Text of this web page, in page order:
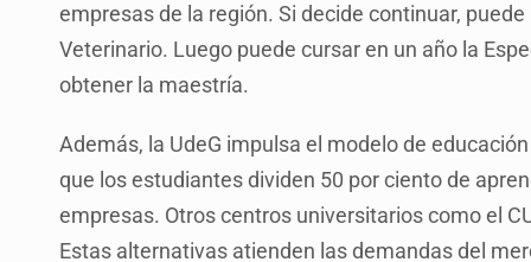
empresas de la región. Si decide continuar,
Veterinario. Luego puede cursar en un año la
obtener la maestría.
Además, la UdeG impulsa el modelo de
que los estudiantes dividen 50 por ciento de
empresas. Otros centros universitarios como el
Estas alternativas atienden las demandas del